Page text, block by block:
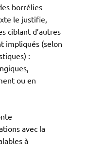
borrélies
le justifie,
ciblant d’autres
impliqués (selon
:
ou en
avec la
à